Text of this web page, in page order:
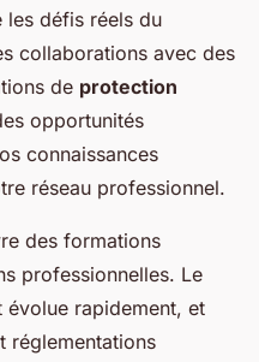
les défis réels du
collaborations avec des
de protection
opportunités
connaissances
réseau professionnel.
des formations
professionnelles. Le
rapidement, et
réglementations